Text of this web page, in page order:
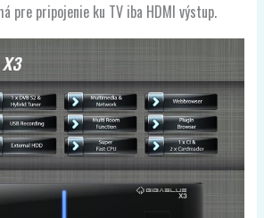
pre pripojenie ku TV iba HDMI výstup.